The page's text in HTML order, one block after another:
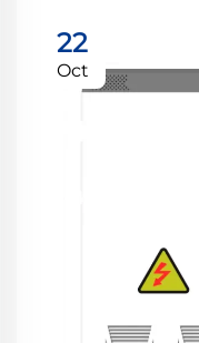
22
Oct